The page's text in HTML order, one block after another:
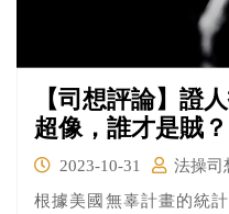
【司想評論】證
超像，誰才是賊？
2023-10-31
法操司
根據美國無辜計畫的統